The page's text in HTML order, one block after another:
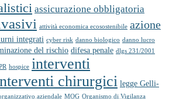
assicurazione obbligatoria
attività economica ecosostenibile azione
integrati cyber risk danno biologico danno lucro
del rischio difesa penale dlgs 231/2001
hospice interventi
chirurgici legge Gelli-
aziendale MOG Organismo di Vigilanza